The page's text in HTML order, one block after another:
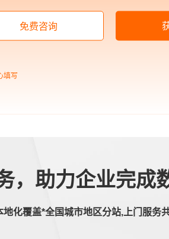
，助力企业完成
地化覆盖*全国城市地区分站,上门服务
免费咨询
填写